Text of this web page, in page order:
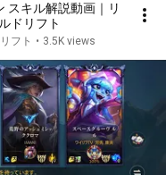
スキル解説動画｜リ
ドリフト
フト • 3.5K views